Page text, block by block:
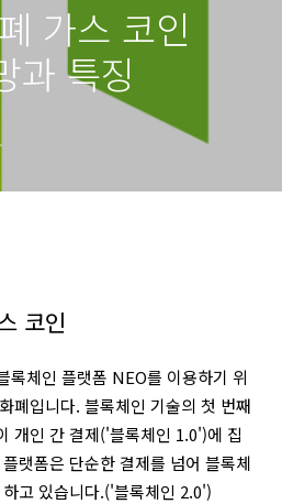
가스 코인
과 특징
코인
록체인 플랫폼 NEO를 이용하기 위
폐입니다. 블록체인 기술의 첫 번째
개인 간 결제('블록체인 1.0')에 집
랫폼은 단순한 결제를 넘어 블록체
고 있습니다.('블록체인 2.0')